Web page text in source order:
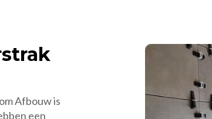
Afbouw is
een